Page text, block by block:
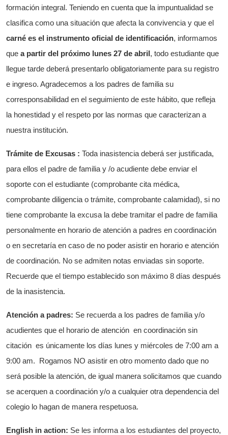
formación integral. Teniendo en cuenta que la impuntualidad se
clasifica como una situación que afecta la convivencia y que el
carné es el instrumento oficial de identificación, informamos
que a partir del próximo lunes 27 de abril, todo estudiante que
llegue tarde deberá presentarlo obligatoriamente para su registro
e ingreso. Agradecemos a los padres de familia su
corresponsabilidad en el seguimiento de este hábito, que refleja
la honestidad y el respeto por las normas que caracterizan a
nuestra institución.
Trámite de Excusas : Toda inasistencia deberá ser justificada,
para ellos el padre de familia y /o acudiente debe enviar el
soporte con el estudiante (comprobante cita médica,
comprobante diligencia o trámite, comprobante calamidad), si no
tiene comprobante la excusa la debe tramitar el padre de familia
personalmente en horario de atención a padres en coordinación
o en secretaría en caso de no poder asistir en horario e atención
de coordinación. No se admiten notas enviadas sin soporte.
Recuerde que el tiempo establecido son máximo 8 días después
de la inasistencia.
Atención a padres: Se recuerda a los padres de familia y/o
acudientes que el horario de atención en coordinación sin
citación es únicamente los días lunes y miércoles de 7:00 am a
9:00 am. Rogamos NO asistir en otro momento dado que no
será posible la atención, de igual manera solicitamos que cuando
se acerquen a coordinación y/o a cualquier otra dependencia del
colegio lo hagan de manera respetuosa.
English in action: Se les informa a los estudiantes del proyecto,